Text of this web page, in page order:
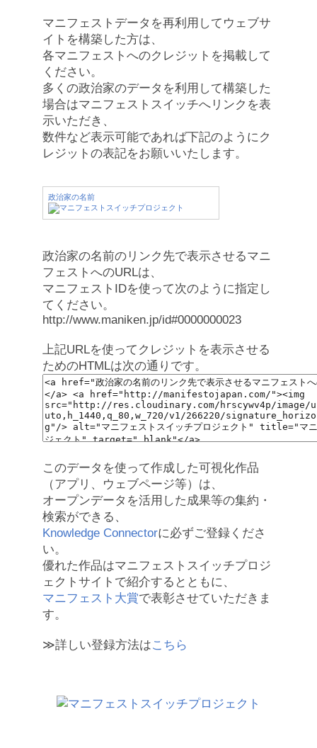
マニフェストデータを再利用してウェブサ
イトを構築した方は、
各マニフェストへのクレジットを掲載して
ください。
多くの政治家のデータを利用して構築した
場合はマニフェストスイッチへリンクを表
示いただき、
数件など表示可能であれば下記のようにク
レジットの表記をお願いいたします。
政治家の名前
政治家の名前のリンク先で表示させるマニ
フェストへのURLは、
マニフェストIDを使って次のように指定し
てください。
http://www.maniken.jp/id#0000000023
上記URLを使ってクレジットを表示させる
ためのHTMLは次の通りです。
このデータを使って作成した可視化作品
（アプリ、ウェブページ等）は、
オープンデータを活用した成果等の集約・
検索ができる、
Knowledge Connectorに必ずご登録くださ
い。
優れた作品はマニフェストスイッチプロジ
ェクトサイトで紹介するとともに、
マニフェスト大賞で表彰させていただきま
す。
≫詳しい登録方法はこちら